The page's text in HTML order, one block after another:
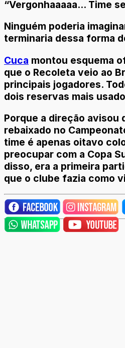
“Vergonhaaaaa... Time
Ninguém poderia
terminaria dessa forma
Cuca montou esquema
que o Recoleta veio ao
principais jogadores.
dois reservas mais
Porque a direção avisou
rebaixado no
time é apenas oitavo
preocupar com a Copa
disso, era a primeira
que o clube fazia como